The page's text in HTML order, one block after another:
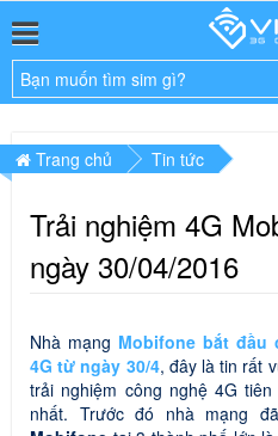
Trang chủ Tin tức
Trải nghiệm 4G
ngày 30/04/2016
Nhà mạng Mobifone bắt đầu
4G từ ngày 30/4, đây là tin rất
trải nghiệm công nghệ 4G
nhất. Trước đó nhà mạng